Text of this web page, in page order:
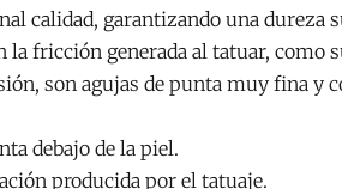
calidad, garantizando una dureza
fricción generada al tatuar, como
son agujas de punta muy fina y
debajo de la piel.
producida por el tatuaje.